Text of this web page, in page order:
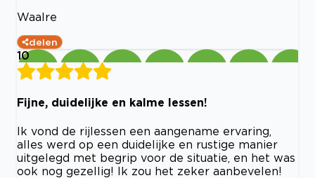
Waalre
delen
10
Fijne, duidelijke en kalme lessen!
Ik vond de rijlessen een aangename ervaring,
alles werd op een duidelijke en rustige manier
uitgelegd met begrip voor de situatie, en het was
ook nog gezellig! Ik zou het zeker aanbevelen!